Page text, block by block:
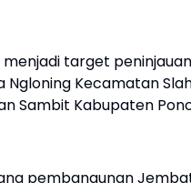
menjadi target
Kecamatan
Sambit Kabupaten
pembangunan